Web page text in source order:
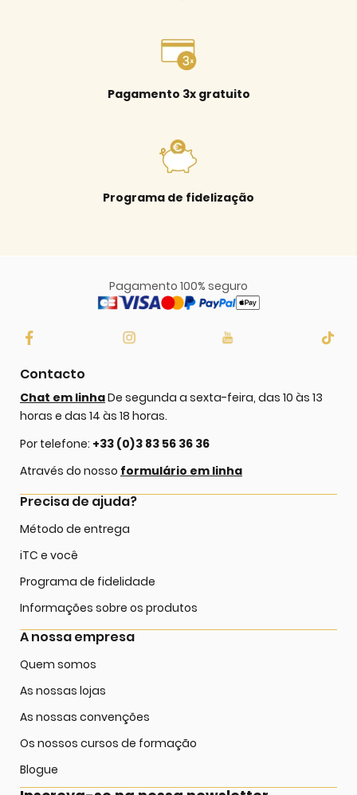
Pagamento 3x gratuito
Programa de fidelização
Pagamento 100% seguro
Contacto
Chat em linhaDe segunda a sexta-feira, das 10 às 13
horas e das 14 às 18 horas.
Por telefone: +33 (0)3 83 56 36 36
Através do nosso formulário em linha
A nossa empresa
Quem somos
As nossas lojas
As nossas convenções
Os nossos cursos de formação
Blogue
Precisa de ajuda?
Método de entrega
iTC e você
Programa de fidelidade
Informações sobre os produtos